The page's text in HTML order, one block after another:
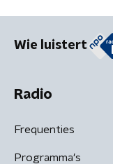
Wie luistert
Radio
Frequenties
Programma's